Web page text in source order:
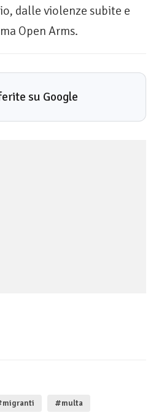
dalle violenze subite e
Open Arms.
su Google
#multa